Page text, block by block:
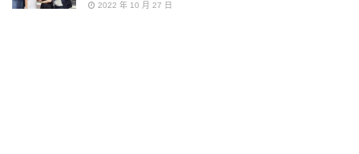
2022 年 10 月 27 日